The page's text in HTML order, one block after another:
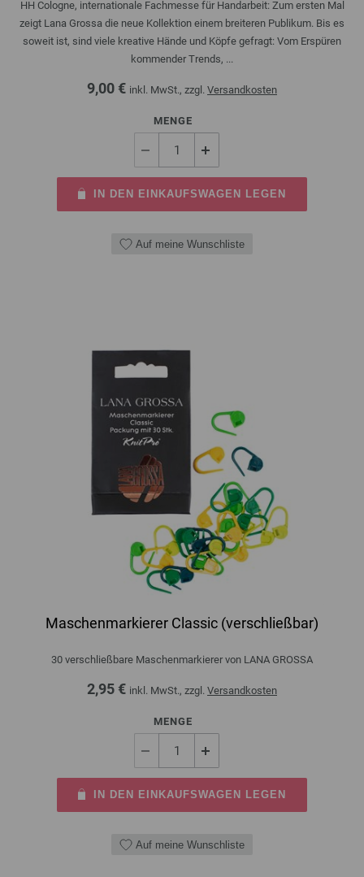
HH Cologne, internationale Fachmesse für Handarbeit: Zum ersten Mal
zeigt Lana Grossa die neue Kollektion einem breiteren Publikum. Bis es
soweit ist, sind viele kreative Hände und Köpfe gefragt: Vom Erspüren
kommender Trends, ...
9,00 € inkl. MwSt., zzgl. Versandkosten
MENGE
IN DEN EINKAUFSWAGEN LEGEN
Auf meine Wunschliste
Maschenmarkierer Classic (verschließbar)
30 verschließbare Maschenmarkierer von LANA GROSSA
2,95 € inkl. MwSt., zzgl. Versandkosten
MENGE
IN DEN EINKAUFSWAGEN LEGEN
Auf meine Wunschliste